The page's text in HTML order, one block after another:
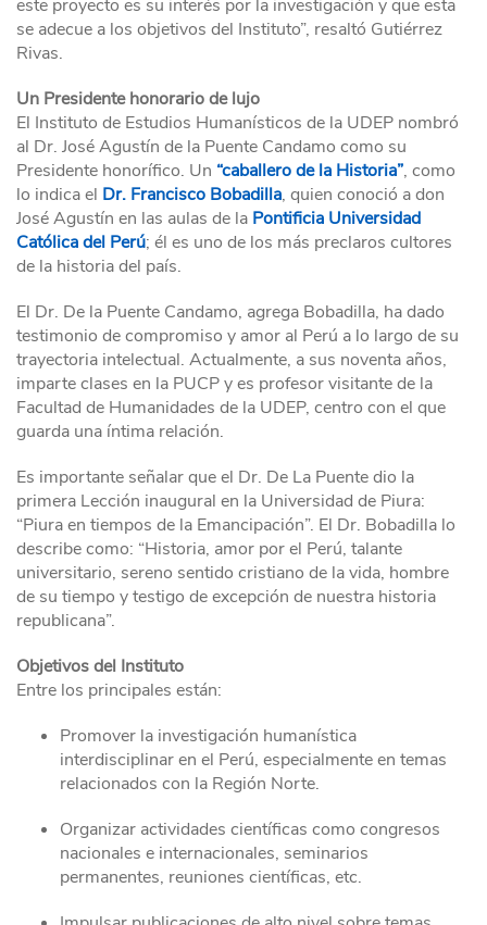
este proyecto es su interés por la investigación y que esta
se adecue a los objetivos del Instituto”, resaltó Gutiérrez
Rivas.
Un Presidente honorario de lujo
El Instituto de Estudios Humanísticos de la UDEP nombró
al Dr. José Agustín de la Puente Candamo como su
Presidente honorífico. Un “caballero de la Historia”, como
lo indica el Dr. Francisco Bobadilla, quien conoció a don
José Agustín en las aulas de la Pontificia Universidad
Católica del Perú; él es uno de los más preclaros cultores
de la historia del país.
El Dr. De la Puente Candamo, agrega Bobadilla, ha dado
testimonio de compromiso y amor al Perú a lo largo de su
trayectoria intelectual. Actualmente, a sus noventa años,
imparte clases en la PUCP y es profesor visitante de la
Facultad de Humanidades de la UDEP, centro con el que
guarda una íntima relación.
Es importante señalar que el Dr. De La Puente dio la
primera Lección inaugural en la Universidad de Piura:
“Piura en tiempos de la Emancipación”. El Dr. Bobadilla lo
describe como: “Historia, amor por el Perú, talante
universitario, sereno sentido cristiano de la vida, hombre
de su tiempo y testigo de excepción de nuestra historia
republicana”.
Objetivos del Instituto
Entre los principales están:
Promover la investigación humanística
interdisciplinar en el Perú, especialmente en temas
relacionados con la Región Norte.
Organizar actividades científicas como congresos
nacionales e internacionales, seminarios
permanentes, reuniones científicas, etc.